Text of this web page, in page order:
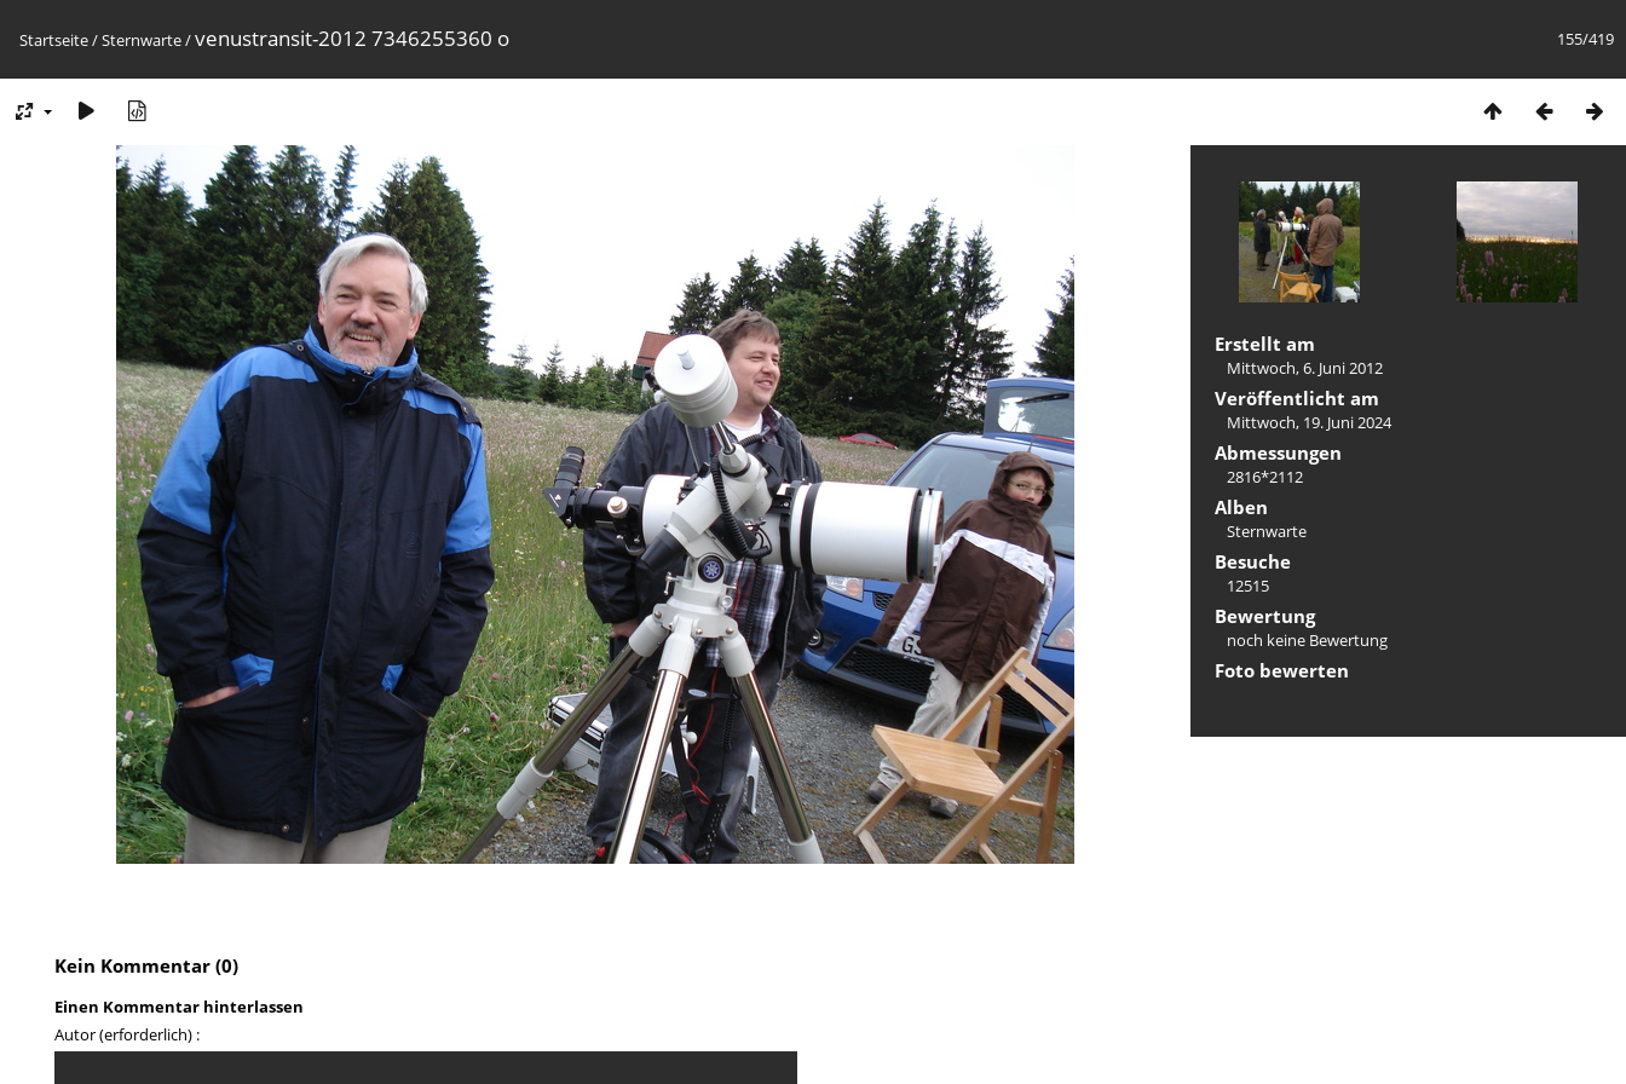
155/419
Startseite/Sternwarte/venustransit-2012 7346255360 o
Erstellt am
Mittwoch, 6. Juni 2012
Veröffentlicht am
Mittwoch, 19. Juni 2024
Abmessungen
2816*2112
Alben
Sternwarte
Besuche
12515
Bewertung
noch keine Bewertung
Foto bewerten
Kein Kommentar (0)
Einen Kommentar hinterlassen
Autor (erforderlich) :